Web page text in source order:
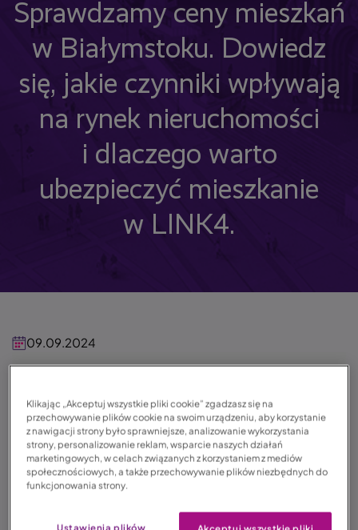
Sprawdzamy ceny mieszkań
w Białymstoku. Dowiedz
się, jakie czynniki wpływają
na rynek nieruchomości
i dlaczego warto
ubezpieczyć mieszkanie
w LINK4.
09.09.2024
Ceny mieszkań w Białymstoku. Co
na nie wpływa?
Sprawdzamy ceny mieszkań w Białymstoku. Dowiedz
Klikając „Akceptuj wszystkie pliki cookie” zgadzasz się na
przechowywanie plików cookie na swoim urządzeniu, aby korzystanie
z nawigacji strony było sprawniejsze, analizowanie wykorzystania
strony, personalizowanie reklam, wsparcie naszych działań
marketingowych, w celach związanych z korzystaniem z mediów
społecznościowych, a także przechowywanie plików niezbędnych do
funkcjonowania strony.
Ustawienia plików